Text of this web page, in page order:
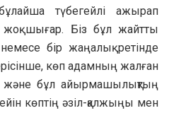
түбегейлі ажырап
жоқ шығар. Біз бұл жайтты
бір жаңалық ретінде
көп адамның жалған
бұл айырмашылықтың
көптің әзіл-қалжыңы мен